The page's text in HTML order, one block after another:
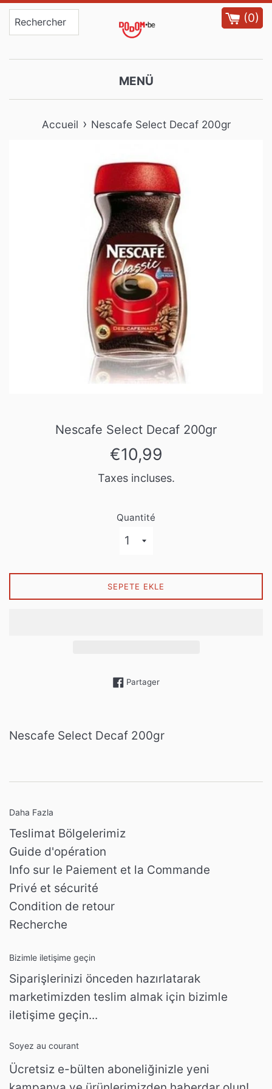
Passer
(0)
MENÜ
Accueil › Nescafe Select Decaf 200gr
Nescafe Select Decaf 200gr
Prix
régulier
€10,99
Taxes incluses.
Quantité
SEPETE EKLE
PartagerPartager sur Facebook
Nescafe Select Decaf 200gr
Daha Fazla
Teslimat Bölgelerimiz
Guide d'opération
Info sur le Paiement et la Commande
Privé et sécurité
Condition de retour
Recherche
Bizimle iletişime geçin
Siparişlerinizi önceden hazırlatarak
marketimizden teslim almak için bizimle
iletişime geçin...
Soyez au courant
Ücretsiz e-bülten aboneliğinizle yeni